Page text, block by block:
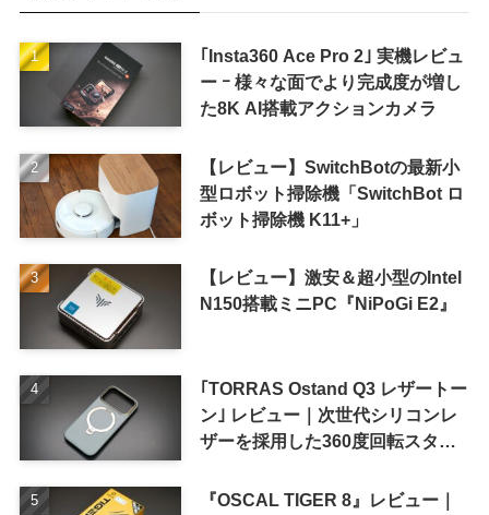
｢Insta360 Ace Pro 2｣ 実機レビュ
ー ｰ 様々な面でより完成度が増し
た8K AI搭載アクションカメラ
【レビュー】SwitchBotの最新小
型ロボット掃除機「SwitchBot ロ
ボット掃除機 K11+」
【レビュー】激安＆超小型のIntel
N150搭載ミニPC『NiPoGi E2』
｢TORRAS Ostand Q3 レザートー
ン｣ レビュー｜次世代シリコンレ
ザーを採用した360度回転スタン
『OSCAL TIGER 8』レビュー｜